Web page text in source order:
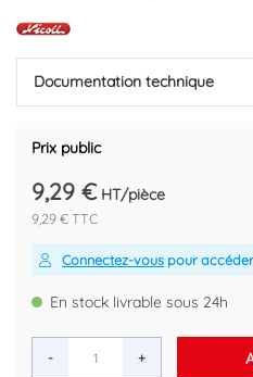
Référence fournisseur : 0201015
Code EAN : 3389700000136
Documentation technique
Prix public
9,29 € HT/pièce
9,29 € TTC
Connectez-vous pour
En stock livrable sous 24h
- +